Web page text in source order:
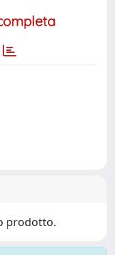
prodotto.